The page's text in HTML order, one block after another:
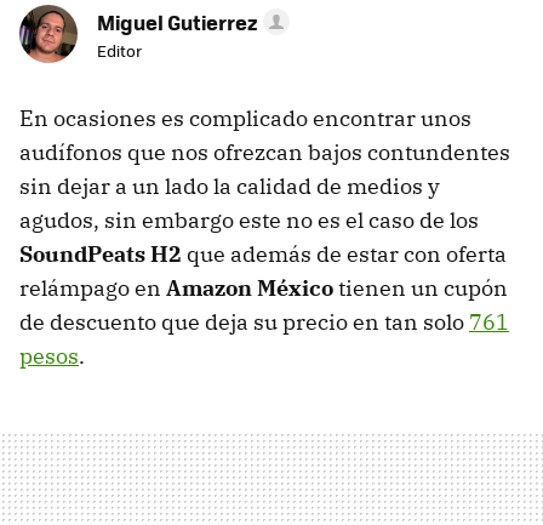
Miguel Gutierrez
Editor
En ocasiones es complicado encontrar unos
audífonos que nos ofrezcan bajos contundentes
sin dejar a un lado la calidad de medios y
agudos, sin embargo este no es el caso de los
SoundPeats H2 que además de estar con oferta
relámpago en Amazon Méxicotienen un cupón
de descuento que deja su precio en tan solo 761
pesos.